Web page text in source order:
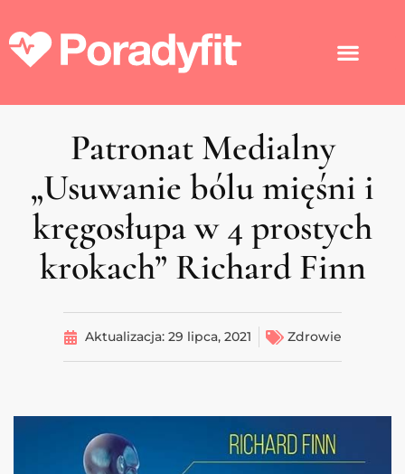
Patronat Medialny
„Usuwanie bólu mięśni i
kręgosłupa w 4 prostych
krokach” Richard Finn
Aktualizacja: 29 lipca, 2021 Zdrowie